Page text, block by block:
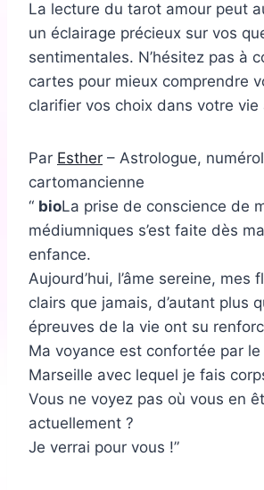
La lecture du tarot amour peut
un éclairage précieux sur vos
sentimentales. N’hésitez pas à
cartes pour mieux comprendre
clarifier vos choix dans votre vie
Par Esther – Astrologue,
cartomancienne
bioLa prise de conscience de
médiumniques s’est faite dès
enfance.
Aujourd’hui, l’âme sereine, mes
clairs que jamais, d’autant plus
épreuves de la vie ont su
Ma voyance est confortée par
Marseille avec lequel je fais
Vous ne voyez pas où vous en
actuellement ?
Je verrai pour vous !